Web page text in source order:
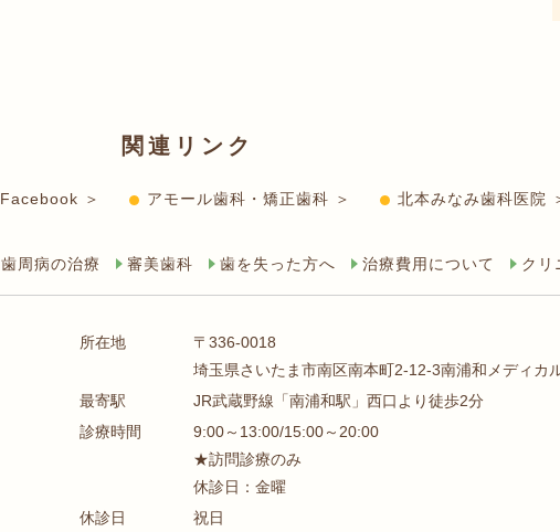
関連リンク
Facebook ＞ アモール歯科・矯正歯科 ＞ 北本みなみ歯科医院
歯周病の治療 審美歯科 歯を失った方へ 治療費用について クリ
所在地
〒336-0018
埼玉県さいたま市南区南本町2-12-3南浦和メディカ
最寄駅
JR武蔵野線「南浦和駅」西口より徒歩2分
診療時間
9:00～13:00/15:00～20:00
★訪問診療のみ
休診日：金曜
休診日
祝日